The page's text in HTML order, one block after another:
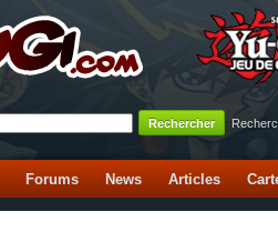
Forums News Articles